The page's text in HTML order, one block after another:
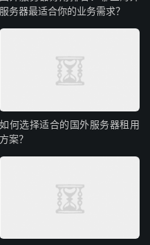
。除了这两位核心，还有
们为您提供服务器
案。
服务器最适合你的业务需求？
如何选择适合的国外服务器租用
方案？